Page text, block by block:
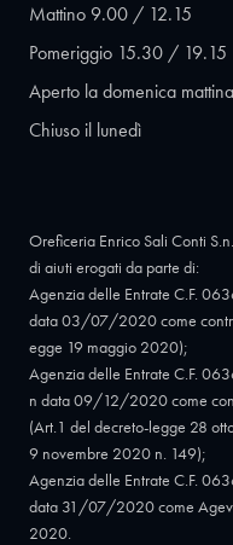
Mattino 9.00 / 12.15
Pomeriggio 15.30 / 19.15
Aperto la domenica mattina
Chiuso il lunedì
Oreficeria Enrico Sali Conti
di aiuti erogati da parte di:
Agenzia delle Entrate C.F.
data 03/07/2020 come
egge 19 maggio 2020);
Agenzia delle Entrate C.F.
n data 09/12/2020 come
(Art.1 del decreto-legge 28
9 novembre 2020 n. 149);
Agenzia delle Entrate C.F.
data 31/07/2020 come
2020.